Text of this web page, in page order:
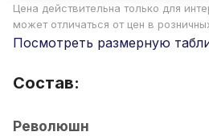
Цена действительна только для
может отличаться от цен в
Посмотреть размерную
Состав:
Революшн